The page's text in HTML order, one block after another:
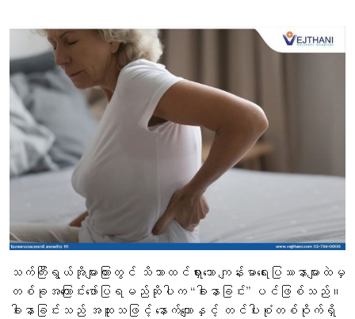
သက်ကြီးရွယ်အိုများကြားတွင် သိသာထင်ရှားသော ကျန်းမာရေးပြဿနာများထဲမှ
တစ်ခုအကြောင်းဖော်ပြရမည်ဆိုပါက “ခါးနာခြင်း” ပင်ဖြစ်သည်။
ခါးနာခြင်းသည် အထူးသဖြင့် နောက်ကျောနှင့် တင်ပါးစုံတစ်ဝိုက်ရှိ